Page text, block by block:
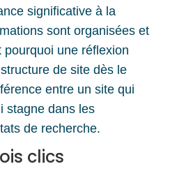
significative à la
sont organisées et
pourquoi une réflexion
de site dès le
entre un site qui
stagne dans les
de recherche.
clics